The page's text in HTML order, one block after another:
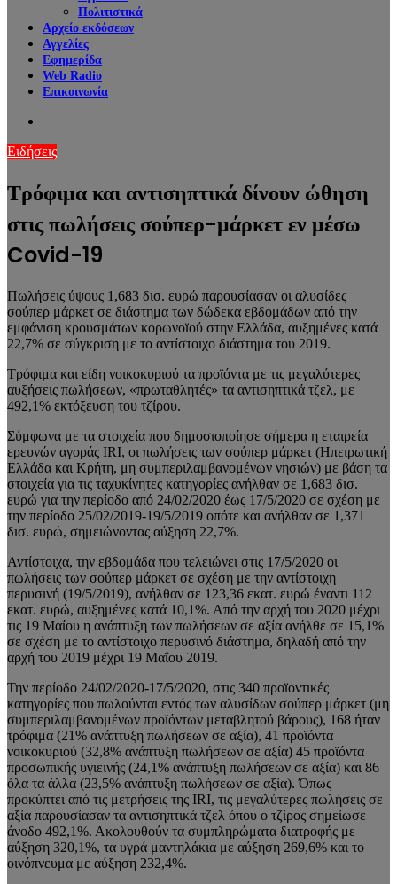
Πολιτιστικά
Αρχείο εκδόσεων
Αγγελίες
Εφημερίδα
Web Radio
Επικοινωνία
Ειδήσεις
Τρόφιμα και αντισηπτικά δίνουν ώθηση
στις πωλήσεις σούπερ-μάρκετ εν μέσω
Covid-19
Πωλήσεις ύψους 1,683 δισ. ευρώ παρουσίασαν οι αλυσίδες
σούπερ μάρκετ σε διάστημα των δώδεκα εβδομάδων από την
εμφάνιση κρουσμάτων κορωνοϊού στην Ελλάδα, αυξημένες κατά
22,7% σε σύγκριση με το αντίστοιχο διάστημα του 2019.
Τρόφιμα και είδη νοικοκυριού τα προϊόντα με τις μεγαλύτερες
αυξήσεις πωλήσεων, «πρωταθλητές» τα αντισηπτικά τζελ, με
492,1% εκτόξευση του τζίρου.
Σύμφωνα με τα στοιχεία που δημοσιοποίησε σήμερα η εταιρεία
ερευνών αγοράς IRI, οι πωλήσεις των σούπερ μάρκετ (Ηπειρωτική
Ελλάδα και Κρήτη, μη συμπεριλαμβανομένων νησιών) με βάση τα
στοιχεία για τις ταχυκίνητες κατηγορίες ανήλθαν σε 1,683 δισ.
ευρώ για την περίοδο από 24/02/2020 έως 17/5/2020 σε σχέση με
την περίοδο 25/02/2019-19/5/2019 οπότε και ανήλθαν σε 1,371
δισ. ευρώ, σημειώνοντας αύξηση 22,7%.
Αντίστοιχα, την εβδομάδα που τελειώνει στις 17/5/2020 οι
πωλήσεις των σούπερ μάρκετ σε σχέση με την αντίστοιχη
περυσινή (19/5/2019), ανήλθαν σε 123,36 εκατ. ευρώ έναντι 112
εκατ. ευρώ, αυξημένες κατά 10,1%. Από την αρχή του 2020 μέχρι
τις 19 Μαΐου η ανάπτυξη των πωλήσεων σε αξία ανήλθε σε 15,1%
σε σχέση με το αντίστοιχο περυσινό διάστημα, δηλαδή από την
αρχή του 2019 μέχρι 19 Μαΐου 2019.
Την περίοδο 24/02/2020-17/5/2020, στις 340 προϊοντικές
κατηγορίες που πωλούνται εντός των αλυσίδων σούπερ μάρκετ (μη
συμπεριλαμβανομένων προϊόντων μεταβλητού βάρους), 168 ήταν
τρόφιμα (21% ανάπτυξη πωλήσεων σε αξία), 41 προϊόντα
νοικοκυριού (32,8% ανάπτυξη πωλήσεων σε αξία) 45 προϊόντα
προσωπικής υγιεινής (24,1% ανάπτυξη πωλήσεων σε αξία) και 86
όλα τα άλλα (23,5% ανάπτυξη πωλήσεων σε αξία). Όπως
προκύπτει από τις μετρήσεις της IRI, τις μεγαλύτερες πωλήσεις σε
αξία παρουσίασαν τα αντισηπτικά τζελ όπου ο τζίρος σημείωσε
άνοδο 492,1%. Ακολουθούν τα συμπληρώματα διατροφής με
αύξηση 320,1%, τα υγρά μαντηλάκια με αύξηση 269,6% και το
οινόπνευμα με αύξηση 232,4%.